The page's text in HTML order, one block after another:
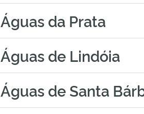
Águas da Prata
Águas de Lindóia
Águas de Santa